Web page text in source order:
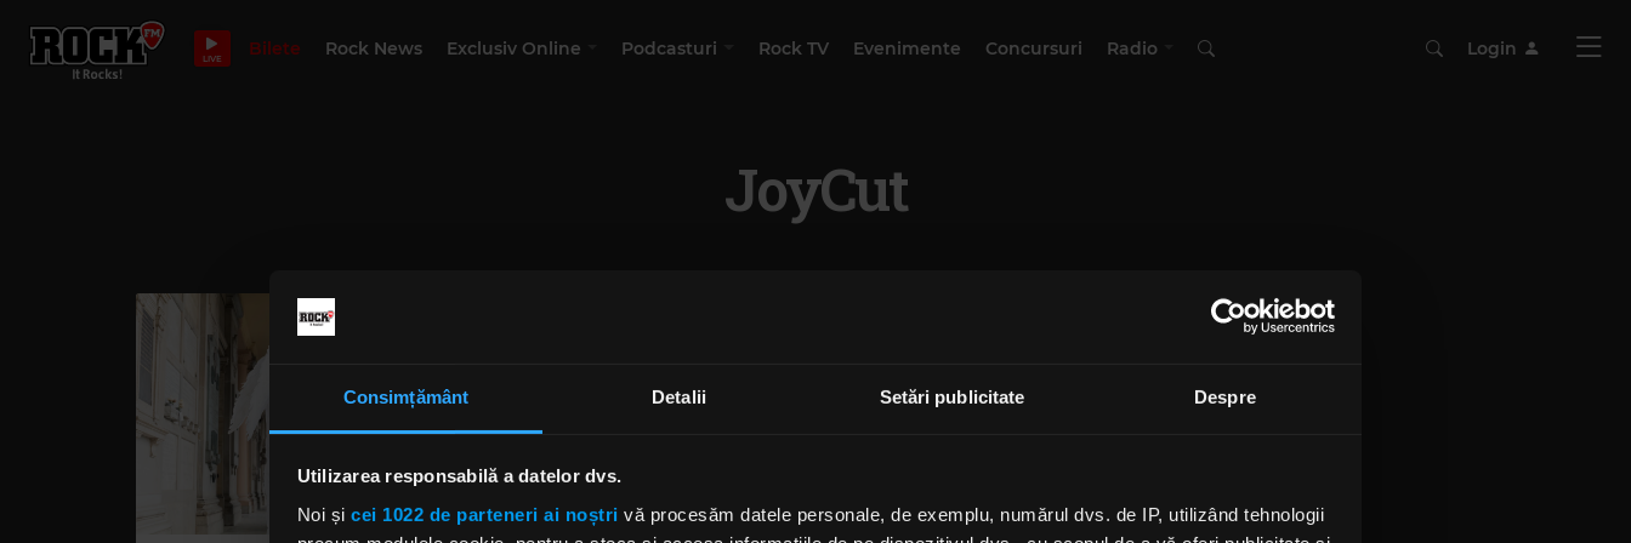
Consimțământ Detalii Setări publicitate Despre
Utilizarea responsabilă a datelor dvs.
Noi și cei 1022 de parteneri ai noștri vă procesăm datele personale, de exemplu, numărul dvs. de IP, utilizând tehnologii
LIVE Bilete Rock News Exclusiv Online Podcasturi Rock TV Evenimente Concursuri Radio Login
JoyCut